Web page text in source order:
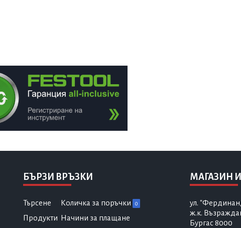
БЪРЗИ ВРЪЗКИ
Търсене
Продукти
Количка за поръчки 0
Начини за плащане
МАГАЗИН
ул.
ж.к.
Бургас 8000